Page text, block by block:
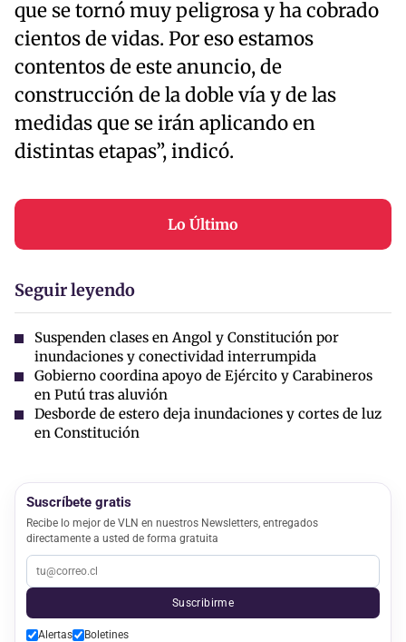
que se tornó muy peligrosa y ha cobrado
cientos de vidas. Por eso estamos
contentos de este anuncio, de
construcción de la doble vía y de las
medidas que se irán aplicando en
distintas etapas”, indicó.
Lo Último
Seguir leyendo
Suspenden clases en Angol y Constitución por
inundaciones y conectividad interrumpida
Gobierno coordina apoyo de Ejército y Carabineros
en Putú tras aluvión
Desborde de estero deja inundaciones y cortes de luz
en Constitución
Suscríbete gratis
Recibe lo mejor de VLN en nuestros Newsletters, entregados
directamente a usted de forma gratuita
Suscribirme
Alertas Boletines